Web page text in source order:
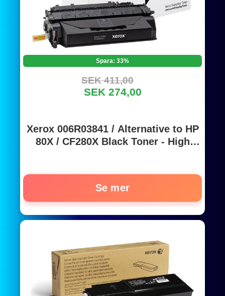
Spara: 33%
SEK 411,00
SEK 274,00
Xerox 006R03841 / Alternative to HP
80X / CF280X Black Toner - High
Se mer